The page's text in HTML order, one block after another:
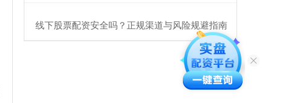
​线下股票配资安全吗？正规渠道与风险规避指南